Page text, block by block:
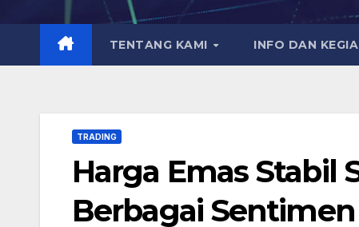
TENTANG KAMI INFO DAN
TRADING
Harga Emas Stabil
Berbagai